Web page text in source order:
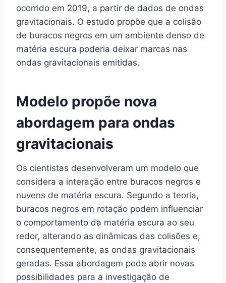
ocorrido em 2019, a partir de dados de ondas
gravitacionais. O estudo propõe que a colisão
de buracos negros em um ambiente denso de
matéria escura poderia deixar marcas nas
ondas gravitacionais emitidas.
Modelo propõe nova
abordagem para ondas
gravitacionais
Os cientistas desenvolveram um modelo que
considera a interação entre buracos negros e
nuvens de matéria escura. Segundo a teoria,
buracos negros em rotação podem influenciar
o comportamento da matéria escura ao seu
redor, alterando as dinâmicas das colisões e,
consequentemente, as ondas gravitacionais
geradas. Essa abordagem pode abrir novas
possibilidades para a investigação de